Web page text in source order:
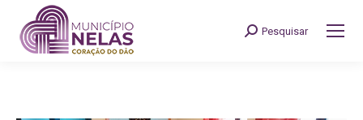
Search:
Pesquisar